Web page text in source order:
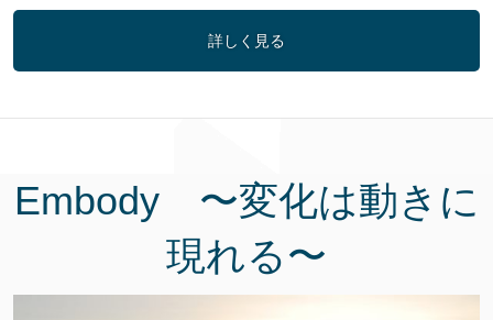
詳しく見る
Embody 〜変化は動きに
現れる〜